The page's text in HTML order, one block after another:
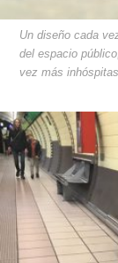
Un diseño cada
del espacio
vez más